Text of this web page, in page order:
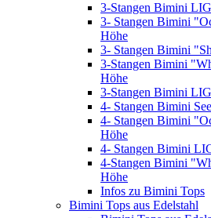
3-Stangen Bimini
3- Stangen Bimini
Höhe
3- Stangen Bimini
3-Stangen Bimini
Höhe
3-Stangen Bimini
4- Stangen Bimini
4- Stangen Bimini
Höhe
4- Stangen Bimini
4-Stangen Bimini
Höhe
Infos zu Bimini Tops
Bimini Tops aus Edelstahl